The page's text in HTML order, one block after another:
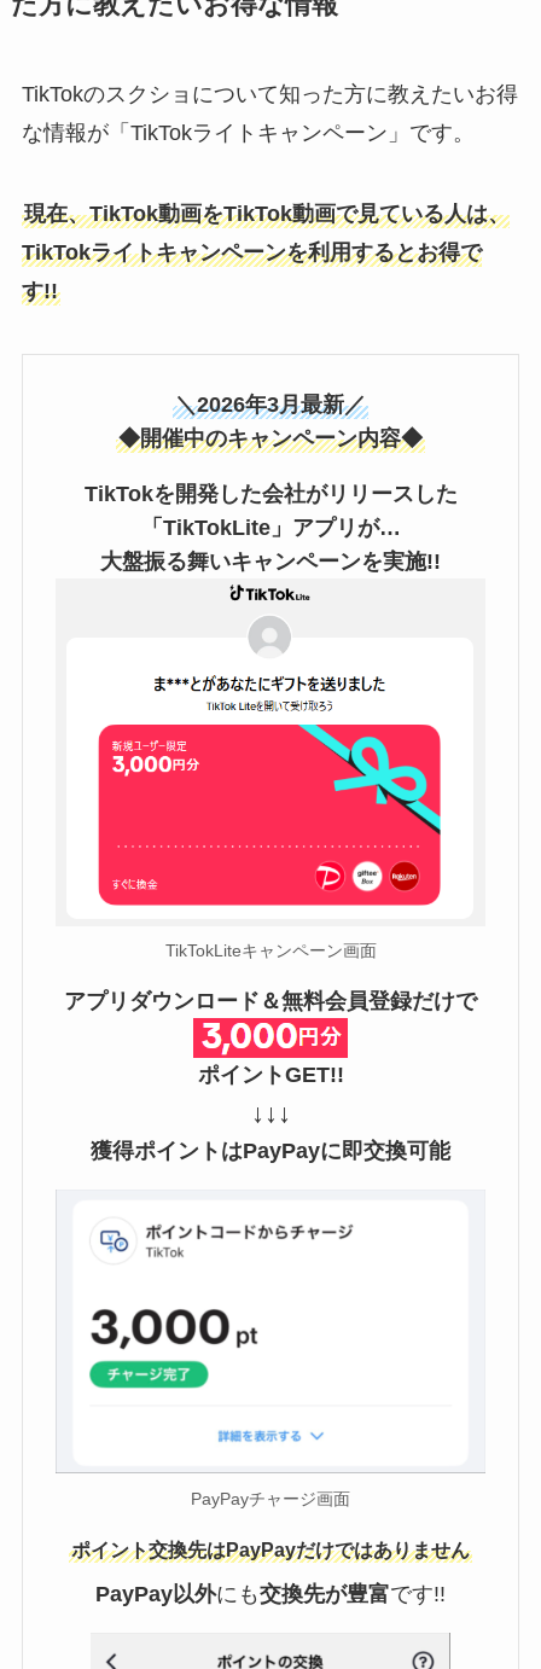
TikTokのスクショについて知った方に教えたいお得
な情報が「TikTokライトキャンペーン」です。
現在、TikTok動画をTikTok動画で見ている人は、
TikTokライトキャンペーンを利用するとお得で
す!!
＼2026年3月最新／
◆開催中のキャンペーン内容◆
TikTokを開発した会社がリリースした
「TikTokLite」アプリが…
大盤振る舞いキャンペーンを実施!!
TikTokLiteキャンペーン画面
アプリダウンロード＆無料会員登録だけで
ポイントGET!!
↓↓↓
獲得ポイントはPayPayに即交換可能
PayPayチャージ画面
ポイント交換先はPayPayだけではありません
PayPay以外にも交換先が豊富です!!